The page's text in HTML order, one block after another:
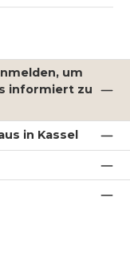
um
informiert zu
in Kassel